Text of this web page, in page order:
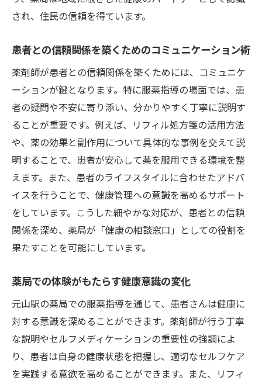
服薬指導を通じて患者が得られるセルフメディ
服薬指導が促すセルフメディケーションの
効果
自己管理能力を高めるための具体的手法
セルフメディケーションで得られる健康意
識の向上
患者が自信を持つためのサポート方法
服薬指導を通じた健康リテラシーの向上
医療費削減に寄与するセルフメディケーシ
ョンの役割
薬剤師が担う服薬指導の重要性とその影響
薬剤師の専門知識がもたらす影響
患者の健康意識を高めるための指導方法
薬剤師としてのキャリアを築くためのスキ
ル
地域社会における薬剤師の役割の変化
服薬指導が地域医療に与える影響
人と接することが好きな人にとっての理想的な
され、住民の信頼を得ています。
患者との信頼関係を築くためのコミュニケーション術
薬剤師が患者との信頼関係を築くためには、コミュニケ
ーションが鍵となります。特に服薬指導の場面では、患
者の疑問や不安に寄り添い、分かりやすく丁寧に説明す
ることが重要です。例えば、リフィル処方箋の活用方法
や、薬の効果と副作用について具体的な事例を交えて説
明することで、患者が安心して薬を服用できる環境を整
えます。また、患者のライフスタイルに合わせたアドバ
イスを行うことで、健康管理への意識を高めるサポート
をしています。こうした細やかな対応が、患者との信頼
関係を深め、薬局が「健康の相談窓口」としての役割を
果たすことを可能にしています。
薬局での体験がもたらす健康意識の変化
元山駅の薬局での服薬指導を通じて、患者さんは健康に
対する意識を深めることができます。薬剤師が行う丁寧
な説明やセルフメディケーションの重要性の強調によ
り、患者は自身の健康状態を把握し、適切なセルフケア
を実践する意欲を高めることができます。また、リフィ